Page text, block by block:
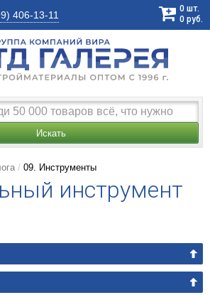
406-13-11
0 шт.
0 руб.
Искать
09. Инструменты
инструмент